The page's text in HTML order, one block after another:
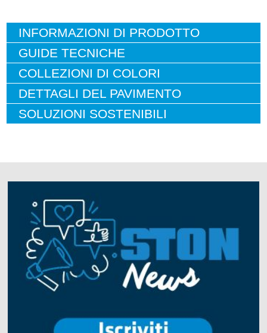
INFORMAZIONI DI PRODOTTO
GUIDE TECNICHE
COLLEZIONI DI COLORI
DETTAGLI DEL PAVIMENTO
SOLUZIONI SOSTENIBILI